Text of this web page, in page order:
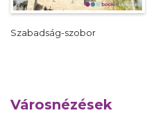
Szabadság-szobor
Városnézések